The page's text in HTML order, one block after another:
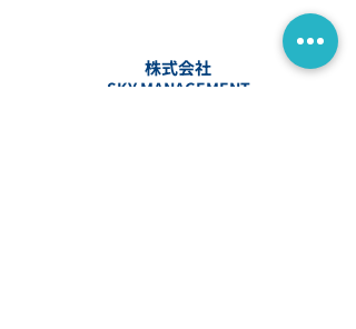
株式会社
SKY MANAGEMENT